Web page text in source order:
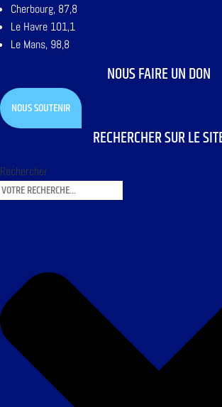
Cherbourg, 87,8
Le Havre 101,1
Le Mans, 98,8
NOUS FAIRE UN DON
NOUS SOUTENIR
RECHERCHER SUR LE
Rechercher